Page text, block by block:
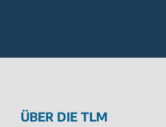
ÜBER DIE TLM